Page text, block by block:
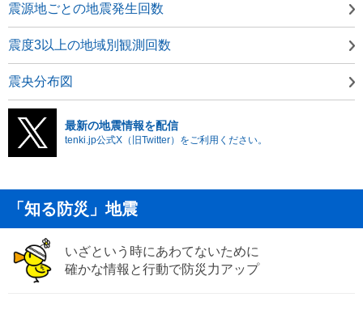
震源地ごとの地震発生回数
震度3以上の地域別観測回数
震央分布図
最新の地震情報を配信
tenki.jp公式X（旧Twitter）をご利用ください。
「知る防災」地震
いざという時にあわてないために
確かな情報と行動で防災力アップ